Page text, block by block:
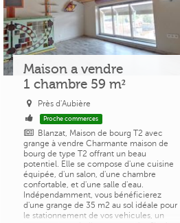
Maison a vendre
1 chambre 59 m²
Près d'Aubière
Proche commerces
Blanzat, Maison de bourg T2 avec
grange à vendre Charmante maison de
bourg de type T2 offrant un beau
potentiel. Elle se compose d'une cuisine
équipée, d'un salon, d'une chambre
confortable, et d'une salle d'eau.
Indépendamment, vous bénéficierez
d'une grange de 35 m2 au sol idéale pour
le stationnement de vos vehicules, un